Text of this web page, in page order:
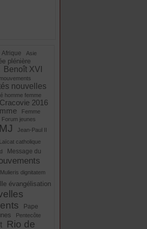
Afrique Asie
plénière
Benoît XVI
nouvelles
homme femme
Cracovie 2016
Femme
Forum jeunes
Jean-Paul II
Laïcat catholique
Message du
Mulieris dignitatem
évangélisation
Pape
Pentecôte
Rio de